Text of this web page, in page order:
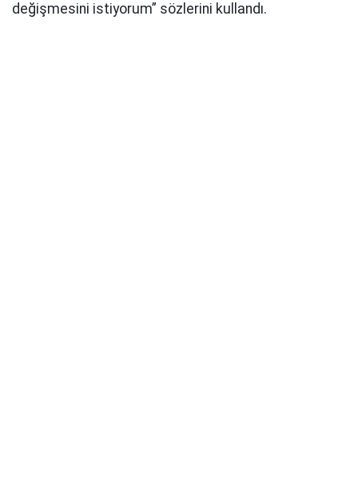
değişmesini istiyorum” sözlerini kullandı.